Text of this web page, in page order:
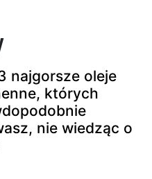
najgorsze oleje
których
nie wiedząc o